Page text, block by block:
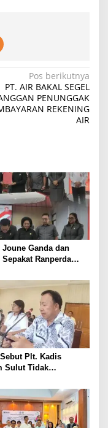
Pos berikutnya
PT. AIR BAKAL SEGEL
PENUNGGAK
REKENING
AIR
Joune Ganda dan
Sepakat Ranperda
Ditingkat Selanjutnya
Sebut Plt. Kadis
Sulut Tidak